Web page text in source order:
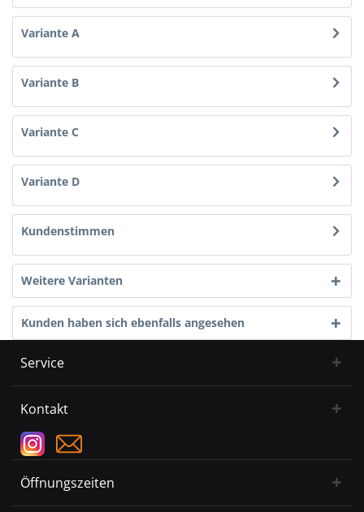
Variante A
Variante B
Variante C
Variante D
Kundenstimmen
Weitere Varianten
Kunden haben sich ebenfalls angesehen
Service
Kontakt
Öffnungszeiten